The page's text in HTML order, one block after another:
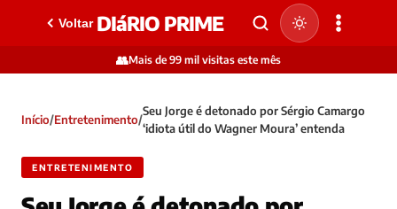
Voltar DIáRIO PRIME
👥Mais de 99 mil visitas este mês
Início/Entretenimento/
Seu Jorge é detonado por Sérgio Camargo
‘idiota útil do Wagner Moura’ entenda
ENTRETENIMENTO